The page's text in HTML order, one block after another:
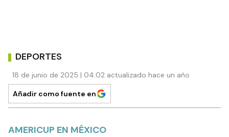
DEPORTES
18 de junio de 2025 | 04:02 actualizado hace un año
Añadir como fuente en
AMERICUP EN MÉXICO